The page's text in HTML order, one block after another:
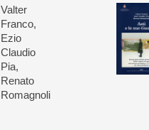
Valter
Franco,
Ezio
Claudio
Pia,
Renato
Romagnoli